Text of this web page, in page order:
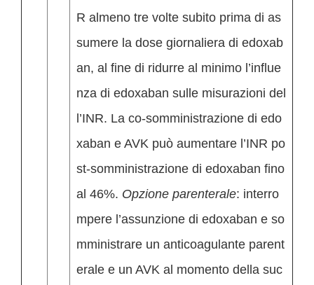
R almeno tre volte subito prima di as
sumere la dose giornaliera di edoxab
an, al fine di ridurre al minimo l’influe
nza di edoxaban sulle misurazioni del
l’INR. La co-somministrazione di edo
xaban e AVK può aumentare l’INR po
st-somministrazione di edoxaban fino
al 46%. Opzione parenterale: interro
mpere l’assunzione di edoxaban e so
mministrare un anticoagulante parent
erale e un AVK al momento della suc